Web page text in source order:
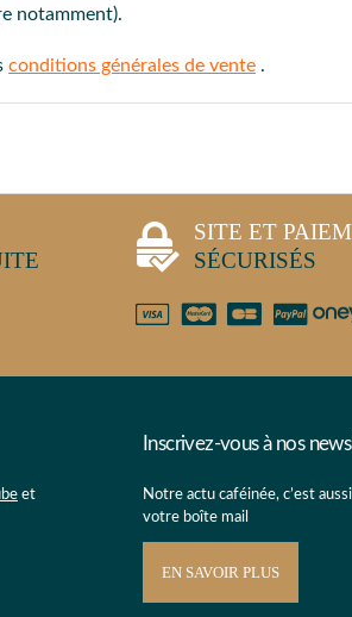
notamment).
conditions générales de vente .
SITE ET
SÉCURISÉS
et
Inscrivez-vous à nos
Notre actu caféinée, c’est
votre boîte mail
EN SAVOIR PLUS